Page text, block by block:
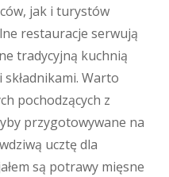
jak i turystów
restauracje serwują
tradycyjną kuchnią
Warto
pochodzących z
przygotowywane na
ucztę dla
są potrawy mięsne